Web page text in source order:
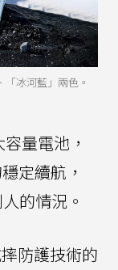
冰河藍」兩色。
量電池，
定續航，
的情況。
防護技術的